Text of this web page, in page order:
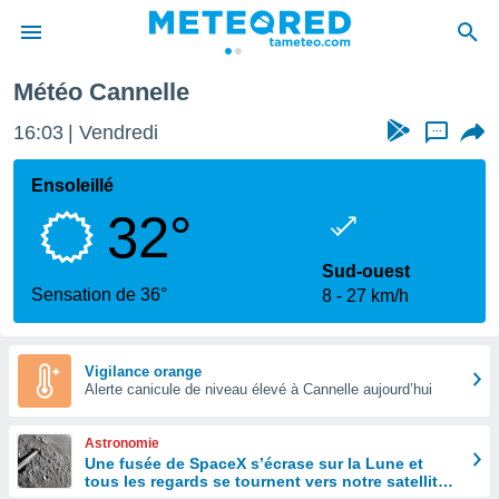
de
Météo Cannelle
16:03 Vendredi ...
Ensoleillé
32°
Sensation de 36°
Sud-ouest
8
27 km/h
Vigilance orange
Alerte canicule de niveau élevé à Cannelle aujourd’hui
Astronomie
Une fusée de SpaceX s’écrase sur la Lune et
tous les regards se tournent vers notre satellite à